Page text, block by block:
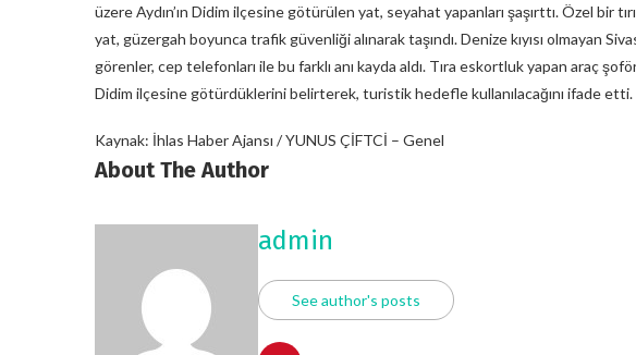
üzere Aydın’ın Didim ilçesine götürülen yat, seyahat yapanları şaşırttı. Özel bir
yat, güzergah boyunca trafik güvenliği alınarak taşındı. Denize kıyısı olmayan
görenler, cep telefonları ile bu farklı anı kayda aldı. Tıra eskortluk yapan araç
Didim ilçesine götürdüklerini belirterek, turistik hedefle kullanılacağını ifade etti.
Kaynak: İhlas Haber Ajansı / YUNUS ÇİFTCİ – Genel
About The Author
admin
See author's posts